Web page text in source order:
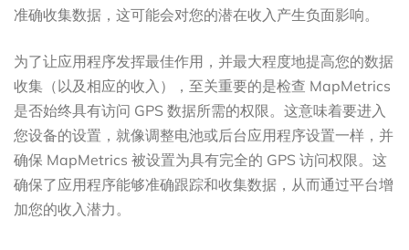
准确收集数据，这可能会对您的潜在收入产生负面影响。
为了让应用程序发挥最佳作用，并最大程度地提高您的数据
收集（以及相应的收入），至关重要的是检查 MapMetrics
是否始终具有访问 GPS 数据所需的权限。这意味着要进入
您设备的设置，就像调整电池或后台应用程序设置一样，并
确保 MapMetrics 被设置为具有完全的 GPS 访问权限。这
确保了应用程序能够准确跟踪和收集数据，从而通过平台增
加您的收入潜力。